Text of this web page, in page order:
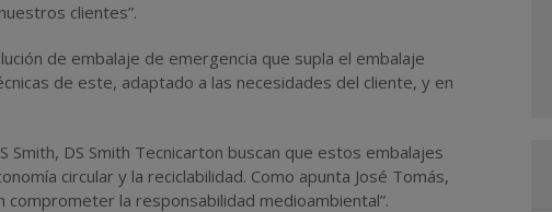
clientes”.
de embalaje de emergencia que supla el embalaje
de este, adaptado a las necesidades del cliente, y en
DS Smith Tecnicarton buscan que estos embalajes
circular y la reciclabilidad. Como apunta José Tomás,
la responsabilidad medioambiental”.